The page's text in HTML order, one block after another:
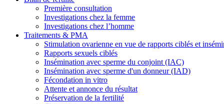
Première consultation
Investigations chez la femme
Investigations chez l’homme
Traitements & PMA
Stimulation ovarienne en vue de rapports ciblés et
Rapports sexuels ciblés
Insémination avec sperme du conjoint (IAC)
Insémination avec sperme d'un donneur (IAD)
Fécondation in vitro
Attente et annonce du résultat
Préservation de la fertilité